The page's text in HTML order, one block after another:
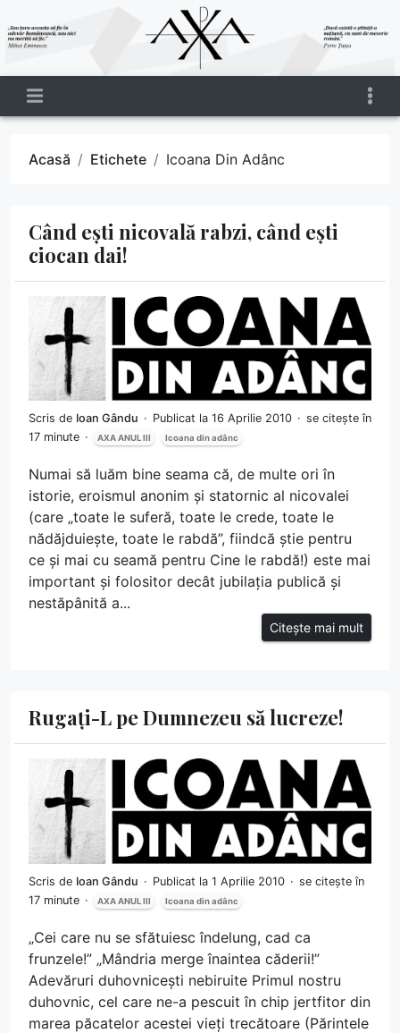
Acasă Etichete Icoana Din Adânc
Când ești nicovală rabzi, când ești
ciocan dai!
Scris de Ioan Gându Publicat la 16 Aprilie 2010
se citește în
17 minute
AXA ANUL III Icoana din adânc
Numai să luăm bine seama că, de multe ori în
istorie, eroismul anonim și statornic al nicovalei
(care „toate le suferă, toate le crede, toate le
nădăjduiește, toate le rabdă”, fiindcă știe pentru
ce și mai cu seamă pentru Cine le rabdă!) este mai
important și folositor decât jubilația publică și
nestăpânită a...
Citește mai mult
Rugați-L pe Dumnezeu să lucreze!
Scris de Ioan Gându Publicat la 1 Aprilie 2010
se citește în
17 minute
AXA ANUL III Icoana din adânc
„Cei care nu se sfătuiesc îndelung, cad ca
frunzele!” „Mândria merge înaintea căderii!”
Adevăruri duhovnicești nebiruite Primul nostru
duhovnic, cel care ne-a pescuit în chip jertfitor din
marea păcatelor acestei vieți trecătoare (Părintele